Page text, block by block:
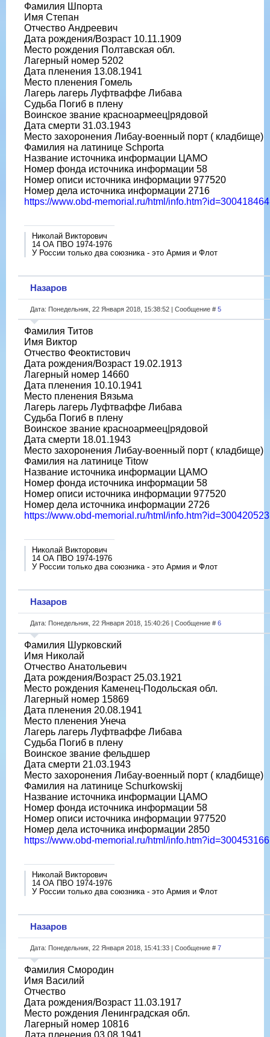
Фамилия Шпорта
Имя Степан
Отчество Андреевич
Дата рождения/Возраст 10.11.1909
Место рождения Полтавская обл.
Лагерный номер 5202
Дата пленения 13.08.1941
Место пленения Гомель
Лагерь лагерь Луфтваффе Либава
Судьба Погиб в плену
Воинское звание красноармеец|рядовой
Дата смерти 31.03.1943
Место захоронения Либау-военный порт ( кладбище)
Фамилия на латинице Schporta
Название источника информации ЦАМО
Номер фонда источника информации 58
Номер описи источника информации 977520
Номер дела источника информации 2716
https://www.obd-memorial.ru/html/info.htm?id=300418464
Николай Викторович
14 ОА ПВО 1974-1976
У России только два союзника - это Армия и Флот
Назаров
Дата: Понедельник, 22 Января 2018, 15:38:52 | Сообщение # 5
Фамилия Титов
Имя Виктор
Отчество Феоктистович
Дата рождения/Возраст 19.02.1913
Лагерный номер 14660
Дата пленения 10.10.1941
Место пленения Вязьма
Лагерь лагерь Луфтваффе Либава
Судьба Погиб в плену
Воинское звание красноармеец|рядовой
Дата смерти 18.01.1943
Место захоронения Либау-военный порт ( кладбище)
Фамилия на латинице Titow
Название источника информации ЦАМО
Номер фонда источника информации 58
Номер описи источника информации 977520
Номер дела источника информации 2726
https://www.obd-memorial.ru/html/info.htm?id=300420523
Николай Викторович
14 ОА ПВО 1974-1976
У России только два союзника - это Армия и Флот
Назаров
Дата: Понедельник, 22 Января 2018, 15:40:26 | Сообщение # 6
Фамилия Шурковский
Имя Николай
Отчество Анатольевич
Дата рождения/Возраст 25.03.1921
Место рождения Каменец-Подольская обл.
Лагерный номер 15869
Дата пленения 20.08.1941
Место пленения Унеча
Лагерь лагерь Луфтваффе Либава
Судьба Погиб в плену
Воинское звание фельдшер
Дата смерти 21.03.1943
Место захоронения Либау-военный порт ( кладбище)
Фамилия на латинице Schurkowskij
Название источника информации ЦАМО
Номер фонда источника информации 58
Номер описи источника информации 977520
Номер дела источника информации 2850
https://www.obd-memorial.ru/html/info.htm?id=300453166
Николай Викторович
14 ОА ПВО 1974-1976
У России только два союзника - это Армия и Флот
Назаров
Дата: Понедельник, 22 Января 2018, 15:41:33 | Сообщение # 7
Фамилия Смородин
Имя Василий
Отчество
Дата рождения/Возраст 11.03.1917
Место рождения Ленинградская обл.
Лагерный номер 10816
Дата пленения 03.08.1941